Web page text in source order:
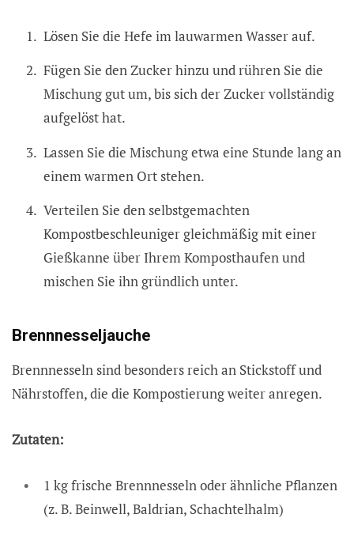
Lösen Sie die Hefe im lauwarmen Wasser auf.
Fügen Sie den Zucker hinzu und rühren Sie die
Mischung gut um, bis sich der Zucker vollständig
aufgelöst hat.
Lassen Sie die Mischung etwa eine Stunde lang an
einem warmen Ort stehen.
Verteilen Sie den selbstgemachten
Kompostbeschleuniger gleichmäßig mit einer
Gießkanne über Ihrem Komposthaufen und
mischen Sie ihn gründlich unter.
Brennnesseljauche
Brennnesseln sind besonders reich an Stickstoff und
Nährstoffen, die die Kompostierung weiter anregen.
Zutaten:
1 kg frische Brennnesseln oder ähnliche Pflanzen
(z. B. Beinwell, Baldrian, Schachtelhalm)